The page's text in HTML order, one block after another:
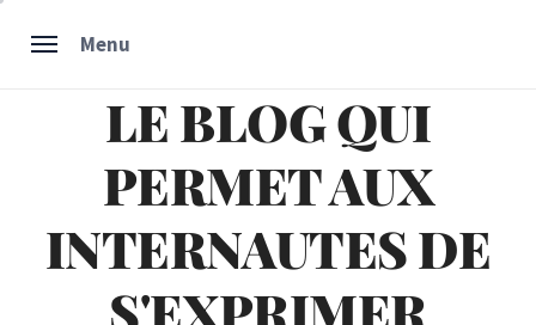
Menu
LE BLOG QUI
PERMET AUX
INTERNAUTES DE
S'EXPRIMER